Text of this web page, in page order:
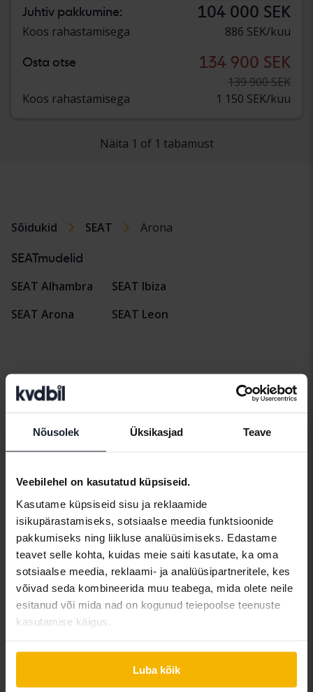
Nõusolek Üksikasjad Teave
Veebilehel on kasutatud küpsiseid.
Kasutame küpsiseid sisu ja reklaamide
isikupärastamiseks, sotsiaalse meedia funktsioonide
pakkumiseks ning liikluse analüüsimiseks. Edastame
teavet selle kohta, kuidas meie saiti kasutate, ka oma
sotsiaalse meedia, reklaami- ja analüüsipartneritele, kes
võivad seda kombineerida muu teabega, mida olete neile
esitanud või mida nad on kogunud teiepoolse teenuste
kasutamise käigus.
Luba kõik
Juhtiv pakkumine: 104 000 SEK
Koos rahastamisega 886 SEK/kuu
Osta otse 134 900 SEK
139 900 SEK
Koos rahastamisega
1 150 SEK/kuu
Näita 1 of 1 tabamust
Sõidukid SEAT Arona
SEATmudelid
SEAT Alhambra
SEAT Arona
SEAT Ibiza
SEAT Leon
Bentley
BMW
BYD
Cadillac
Chevrolet
Jeep
KIA
Land Rover
Lexus
Mazda
Renault
Rolls-Royce
Saab
SEAT